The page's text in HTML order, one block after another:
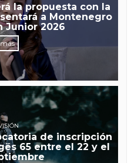
la propuesta con la
a Montenegro
Junior 2026
de inscripción
65 entre el 22 y el